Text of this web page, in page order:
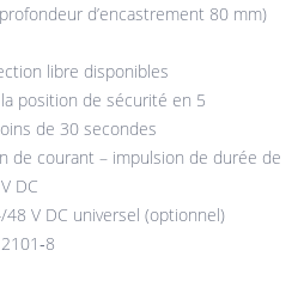
d’encastrement 80 mm)
libre disponibles
position de sécurité en 5
de 30 secondes
de courant – impulsion de durée de
DC
V DC universel (optionnel)